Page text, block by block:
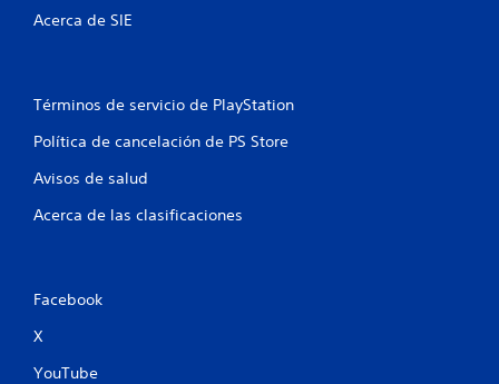
Acerca de SIE
Términos de servicio de PlayStation
Política de cancelación de PS Store
Avisos de salud
Acerca de las clasificaciones
Facebook
X
YouTube